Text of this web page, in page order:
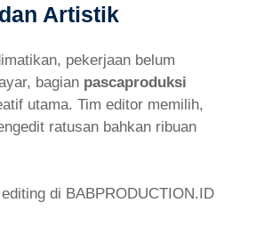
Artistik
pekerjaan belum
bagian pascaproduksi
utama. Tim editor memilih,
ratusan bahkan ribuan
di BABPRODUCTION.ID